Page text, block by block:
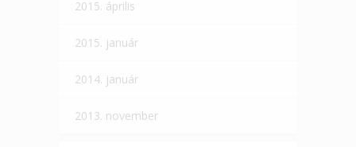
2015. április
2015. január
2014. január
2013. november